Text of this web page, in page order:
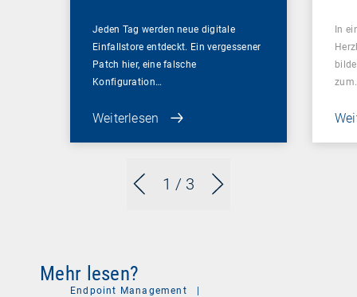
1 / 3
Jeden Tag werden neue digitale
Einfallstore entdeckt. Ein vergessener
Patch hier, eine falsche
Konfiguration…
Weiterlesen
In
Mehr lesen?
Endpoint Management